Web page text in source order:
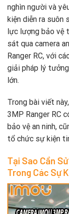
nghìn người và
kiện diễn ra suôn
lực lượng bảo vệ
sát qua camera
Ranger RC, với
giải pháp lý
lớn.
Trong bài viết
3MP Ranger RC
bảo vệ an ninh,
tổ chức sự kiện
Tại Sao Cần
Trong Các Sự